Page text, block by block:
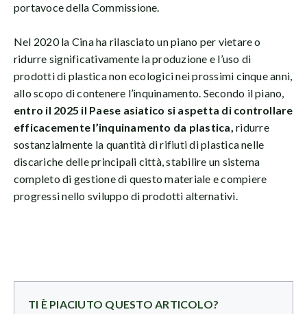
portavoce della Commissione.
Nel 2020 la Cina ha rilasciato un piano per vietare o
ridurre significativamente la produzione e l’uso di
prodotti di plastica non ecologici nei prossimi cinque anni,
allo scopo di contenere l’inquinamento. Secondo il piano,
entro il 2025 il Paese asiatico si aspetta di controllare
efficacemente l’inquinamento da plastica, ridurre
sostanzialmente la quantità di rifiuti di plastica nelle
discariche delle principali città, stabilire un sistema
completo di gestione di questo materiale e compiere
progressi nello sviluppo di prodotti alternativi.
TI È PIACIUTO QUESTO ARTICOLO?